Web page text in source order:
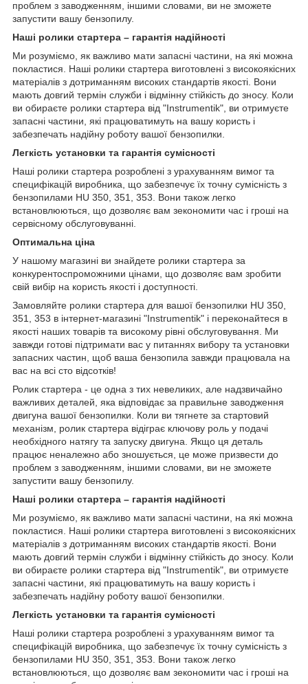
проблем з заводженням, іншими словами, ви не зможете
запустити вашу бензопилу.
Наші ролики стартера – гарантія надійності
Ми розуміємо, як важливо мати запасні частини, на які можна
покластися. Наші ролики стартера виготовлені з високоякісних
матеріалів з дотриманням високих стандартів якості. Вони
мають довгий термін служби і відмінну стійкість до зносу. Коли
ви обираєте ролики стартера від "Instrumentik", ви отримуєте
запасні частини, які працюватимуть на вашу користь і
забезпечать надійну роботу вашої бензопилки.
Легкість установки та гарантія сумісності
Наші ролики стартера розроблені з урахуванням вимог та
специфікацій виробника, що забезпечує їх точну сумісність з
бензопилами HU 350, 351, 353. Вони також легко
встановлюються, що дозволяє вам зекономити час і гроші на
сервісному обслуговуванні.
Оптимальна ціна
У нашому магазині ви знайдете ролики стартера за
конкурентоспроможними цінами, що дозволяє вам зробити
свій вибір на користь якості і доступності.
Замовляйте ролики стартера для вашої бензопилки HU 350,
351, 353 в інтернет-магазині "Instrumentik" і переконайтеся в
якості наших товарів та високому рівні обслуговування. Ми
завжди готові підтримати вас у питаннях вибору та установки
запасних частин, щоб ваша бензопила завжди працювала на
вас на всі сто відсотків!
Ролик стартера - це одна з тих невеликих, але надзвичайно
важливих деталей, яка відповідає за правильне заводження
двигуна вашої бензопилки. Коли ви тягнете за стартовий
механізм, ролик стартера відіграє ключову роль у подачі
необхідного натягу та запуску двигуна. Якщо ця деталь
працює неналежно або зношується, це може призвести до
проблем з заводженням, іншими словами, ви не зможете
запустити вашу бензопилу.
Наші ролики стартера – гарантія надійності
Ми розуміємо, як важливо мати запасні частини, на які можна
покластися. Наші ролики стартера виготовлені з високоякісних
матеріалів з дотриманням високих стандартів якості. Вони
мають довгий термін служби і відмінну стійкість до зносу. Коли
ви обираєте ролики стартера від "Instrumentik", ви отримуєте
запасні частини, які працюватимуть на вашу користь і
забезпечать надійну роботу вашої бензопилки.
Легкість установки та гарантія сумісності
Наші ролики стартера розроблені з урахуванням вимог та
специфікацій виробника, що забезпечує їх точну сумісність з
бензопилами HU 350, 351, 353. Вони також легко
встановлюються, що дозволяє вам зекономити час і гроші на